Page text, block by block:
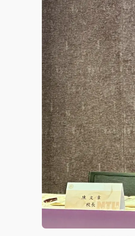
本周爆款短影音｜ 柯
周末精選｜ 跨境網購
蔣萬安的建中同學！